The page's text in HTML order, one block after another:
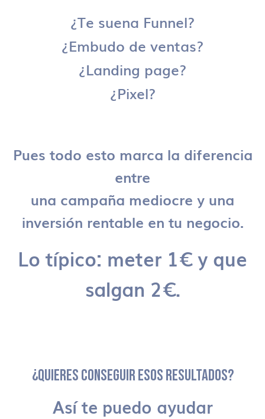
¿Te suena Funnel?
¿Embudo de ventas?
¿Landing page?
¿Pixel?
Pues todo esto marca la diferencia
entre
una campaña mediocre y una
inversión rentable en tu negocio.
Lo típico: meter 1€ y que
salgan 2€.
¿QUIERES CONSEGUIR ESOS RESULTADOS?
Así te puedo ayudar